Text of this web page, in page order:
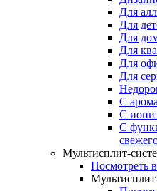
Для
Для
Для
Для
Для
Для
С
С
С
Мультисплит-
Посмотреть